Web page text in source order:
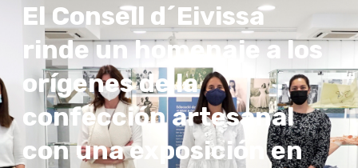
El Consell d´Eivissa
rinde un homenaje a los
orígenes de la
confección artesanal
con una exposición en